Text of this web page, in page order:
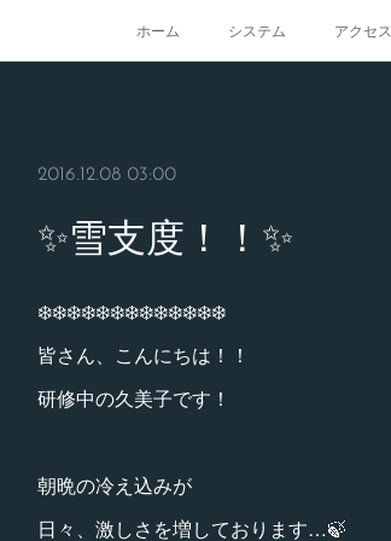
ホーム システム アクセス
2016.12.08 03:00
✨雪支度！！✨
❄️❄️❄️❄️❄️❄️❄️❄️❄️❄️❄️❄️❄️
皆さん、こんにちは！！
研修中の久美子です！
朝晩の冷え込みが
日々、激しさを増しております…🍃